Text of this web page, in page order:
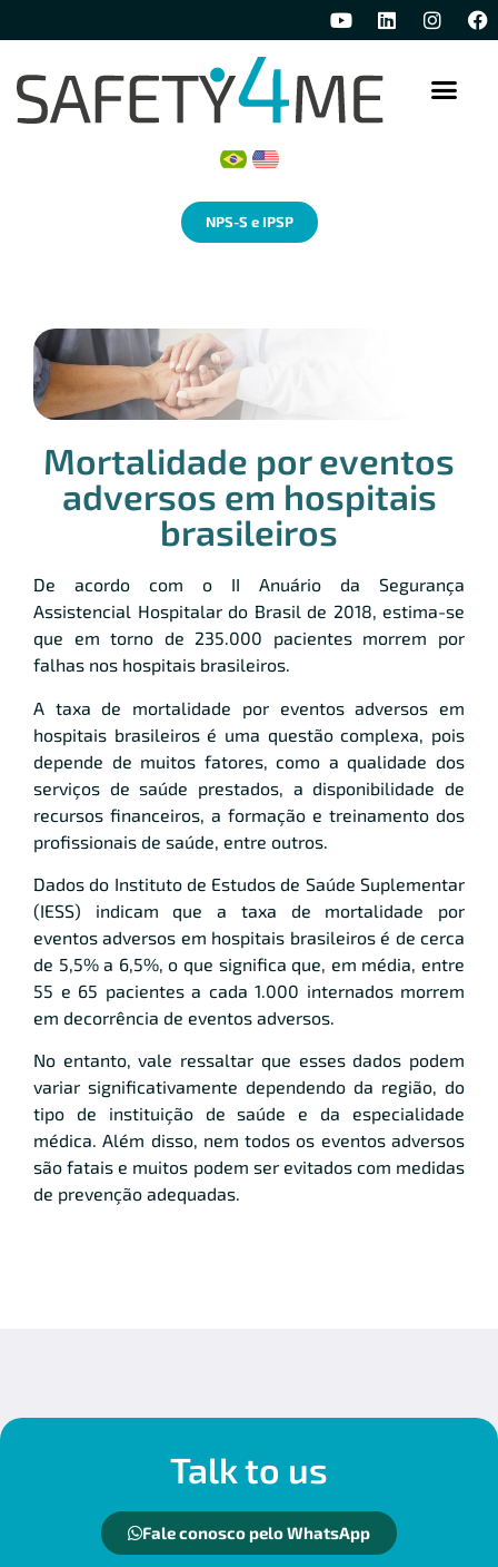
NPS-S e IPSP
Mortalidade por eventos
adversos em hospitais
brasileiros
De acordo com o II Anuário da Segurança
Assistencial Hospitalar do Brasil de 2018, estima-se
que em torno de 235.000 pacientes morrem por
falhas nos hospitais brasileiros.
A taxa de mortalidade por eventos adversos em
hospitais brasileiros é uma questão complexa, pois
depende de muitos fatores, como a qualidade dos
serviços de saúde prestados, a disponibilidade de
recursos financeiros, a formação e treinamento dos
profissionais de saúde, entre outros.
Dados do Instituto de Estudos de Saúde Suplementar
(IESS) indicam que a taxa de mortalidade por
eventos adversos em hospitais brasileiros é de cerca
de 5,5% a 6,5%, o que significa que, em média, entre
55 e 65 pacientes a cada 1.000 internados morrem
em decorrência de eventos adversos.
No entanto, vale ressaltar que esses dados podem
variar significativamente dependendo da região, do
tipo de instituição de saúde e da especialidade
médica. Além disso, nem todos os eventos adversos
são fatais e muitos podem ser evitados com medidas
de prevenção adequadas.
Talk to us
Fale conosco pelo WhatsApp